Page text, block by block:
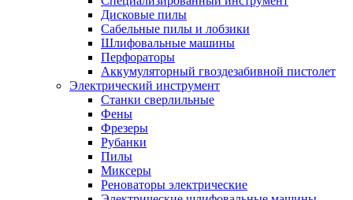
Дисковые пилы
Сабельные пилы и лобзики
Шлифовальные машины
Перфораторы
Аккумуляторный гвоздезабивной пистолет
Электрический инструмент
Станки сверлильные
Фены
Фрезеры
Рубанки
Пилы
Миксеры
Реноваторы электрические